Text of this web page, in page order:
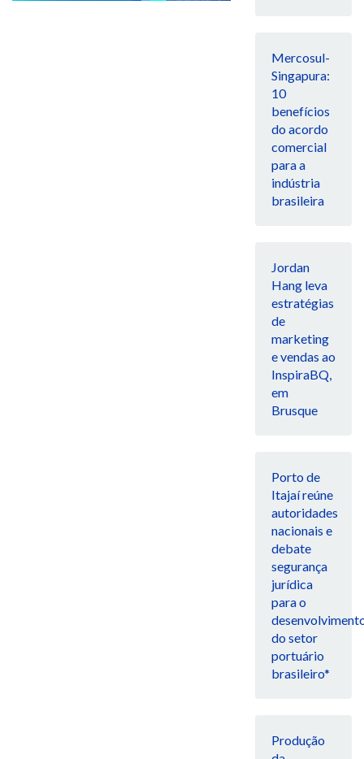
Mercosul-
Singapura:
10
benefícios
do acordo
comercial
para a
indústria
brasileira
Jordan
Hang leva
estratégias
de
marketing
e vendas ao
InspiraBQ,
em
Brusque
Porto de
Itajaí reúne
autoridades
nacionais e
debate
segurança
jurídica
para o
do setor
portuário
brasileiro*
Produção